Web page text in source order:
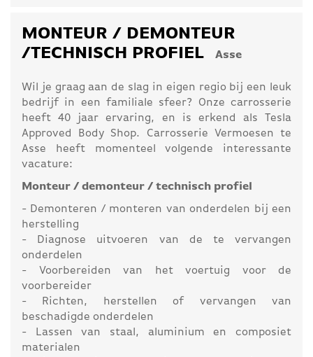
MONTEUR / DEMONTEUR
/TECHNISCH PROFIEL
Asse
Wil je graag aan de slag in eigen regio bij een leuk
bedrijf in een familiale sfeer? Onze carrosserie
heeft 40 jaar ervaring, en is erkend als Tesla
Approved Body Shop. Carrosserie Vermoesen te
Asse heeft momenteel volgende interessante
vacature:
Monteur / demonteur / technisch profiel
- Demonteren / monteren van onderdelen bij een
herstelling
- Diagnose uitvoeren van de te vervangen
onderdelen
- Voorbereiden van het voertuig voor de
voorbereider
- Richten, herstellen of vervangen van
beschadigde onderdelen
- Lassen van staal, aluminium en composiet
materialen